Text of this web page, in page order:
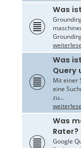
Was
Was
Query
Mit einer
eine
zu...
Was
Rater?
Google